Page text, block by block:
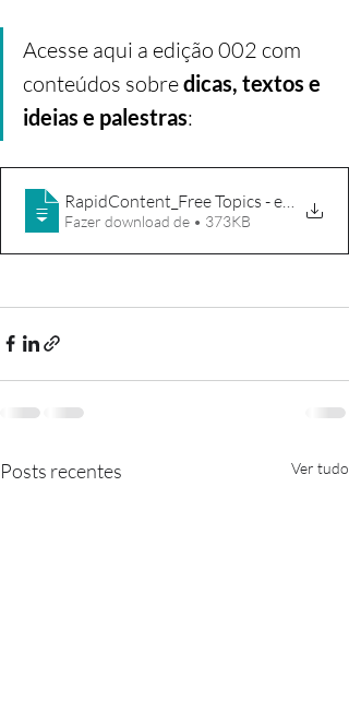
Acesse aqui a edição 002 com
conteúdos sobre dicas, textos e
ideias e palestras:
RapidContent_Free Topics - ed002
Fazer download de • 373KB
Posts recentes Ver tudo